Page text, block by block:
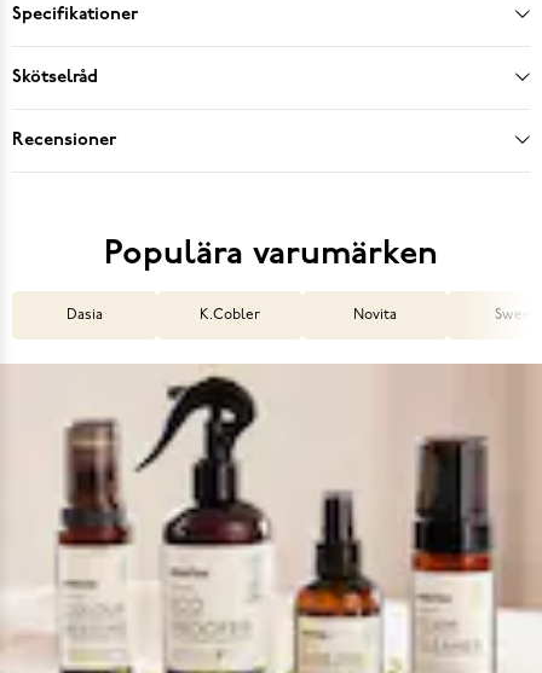
Specifikationer
Skötselråd
Recensioner
Populära varumärken
Dasia K.Cobler Novita